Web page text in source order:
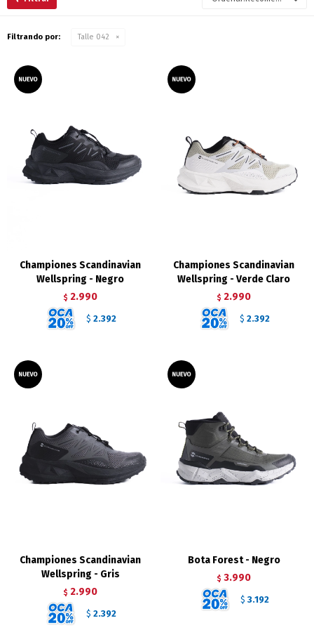
Filtrando por: Talle 042
Championes Scandinavian
Wellspring - Negro
$ 2.990
$ 2.392
Championes Scandinavian
Wellspring - Verde Claro
$ 2.990
$ 2.392
Championes Scandinavian
Wellspring - Gris
$ 2.990
$ 2.392
Bota Forest - Negro
$ 3.990
$ 3.192